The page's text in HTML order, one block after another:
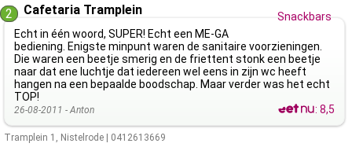
2 Cafetaria Tramplein
Snackbars
Echt in één woord, SUPER! Echt een ME-GA
bediening. Enigste minpunt waren de sanitaire voorzieningen.
Die waren een beetje smerig en de friettent stonk een beetje
naar dat ene luchtje dat iedereen wel eens in zijn wc heeft
hangen na een bepaalde boodschap. Maar verder was het echt
TOP!
26-08-2011 -Anton :8,5
Tramplein 1 , Nistelrode 0412613669